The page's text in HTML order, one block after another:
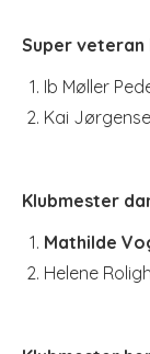
Super veteran
Ib Møller
Kai
Klubmester
Mathilde
Helene